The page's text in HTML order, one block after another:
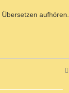
aufhören.